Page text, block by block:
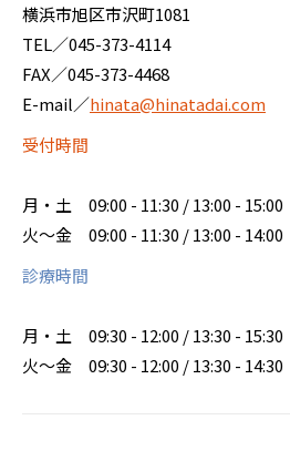
横浜市旭区市沢町1081
TEL／045-373-4114
FAX／045-373-4468
E-mail／hinata@hinatadai.com
受付時間
月・土
09:00 - 11:30 / 13:00 - 15:00
火～金
09:00 - 11:30 / 13:00 - 14:00
診療時間
月・土
09:30 - 12:00 / 13:30 - 15:30
火～金
09:30 - 12:00 / 13:30 - 14:30